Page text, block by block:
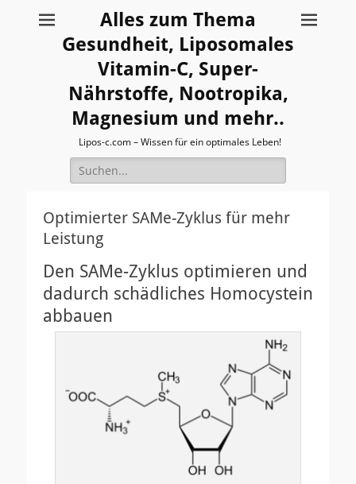
Alles zum Thema
Gesundheit, Liposomales
Vitamin-C, Super-
Nährstoffe, Nootropika,
Magnesium und mehr..
Lipos-c.com – Wissen für ein optimales Leben!
Suche
nach:
Optimierter SAMe-Zyklus für mehr
Leistung
Den SAMe-Zyklus optimieren und
dadurch schädliches Homocystein
abbauen